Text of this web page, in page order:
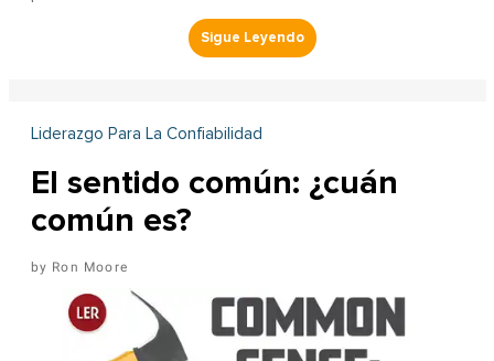
Liderazgo Para La Confiabilidad
El sentido común: ¿cuán
común es?
Ron Moore